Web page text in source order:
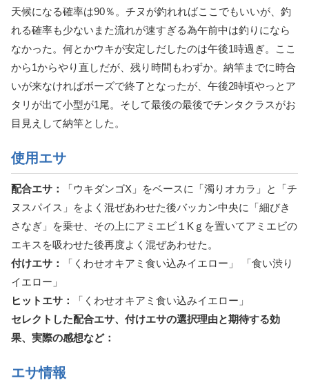
天候になる確率は90％。チヌが釣れればここでもいいが、釣
れる確率も少ないまた流れが速すぎる為午前中は釣りになら
なかった。何とかウキが安定しだしたのは午後1時過ぎ。ここ
から1からやり直しだが、残り時間もわずか。納竿までに時合
いが来なければボーズで終了となったが、午後2時頃やっとア
タリが出て小型が1尾。そして最後の最後でチンタクラスがお
目見えして納竿とした。
使用エサ
配合エサ：
「ウキダンゴX」をベースに「濁りオカラ」と「チ
ヌスパイス」をよく混ぜあわせた後バッカン中央に「細びき
さなぎ」を乗せ、その上にアミエビ１Kｇを置いてアミエビの
エキスを吸わせた後再度よく混ぜあわせた。
付けエサ：
「くわせオキアミ食い込みイエロー」 「食い渋り
イエロー」
ヒットエサ：
「くわせオキアミ食い込みイエロー」
セレクトした配合エサ、付けエサの選択理由と期待する効
果、実際の感想など：
エサ情報